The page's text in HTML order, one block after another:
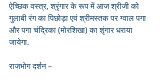
ऐच्छिक वस्त्र, श्रृंगार के रूप में आज श्रीजी को
गुलाबी रंग का पिछोड़ा एवं श्रीमस्तक पर ग्वाल पगा
और पगा चंद्रिका (मोरशिखा) का शृंगार धराया
जायेगा.
राजभोग दर्शन –